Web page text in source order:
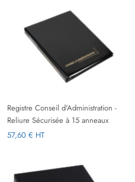
Registre Conseil d'Administration -
Reliure Sécurisée à 15 anneaux
57,60 € HT